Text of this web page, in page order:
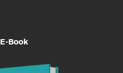
E-Book